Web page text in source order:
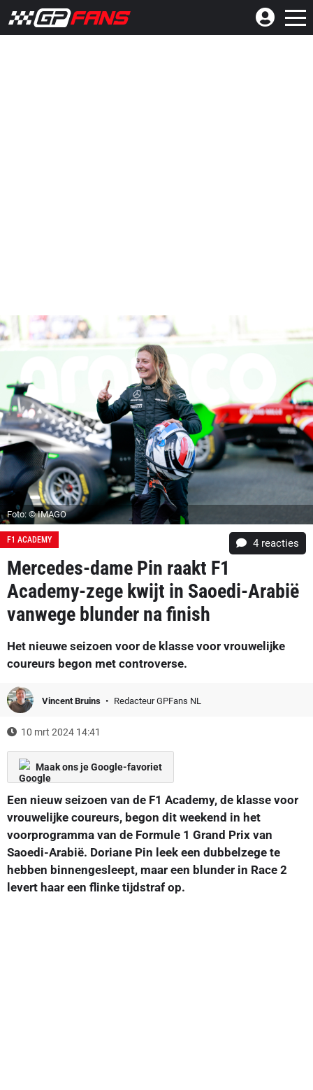
Foto: © IMAGO
F1 ACADEMY 4 reacties
Mercedes-dame Pin raakt F1
Academy-zege kwijt in Saoedi-Arabië
vanwege blunder na finish
Het nieuwe seizoen voor de klasse voor vrouwelijke
coureurs begon met controverse.
Vincent Bruins Redacteur GPFans NL
10 mrt 2024 14:41
Maak ons je Google-favoriet
Een nieuw seizoen van de F1 Academy, de klasse voor
vrouwelijke coureurs, begon dit weekend in het
voorprogramma van de Formule 1 Grand Prix van
Saoedi-Arabië. Doriane Pin leek een dubbelzege te
hebben binnengesleept, maar een blunder in Race 2
levert haar een flinke tijdstraf op.